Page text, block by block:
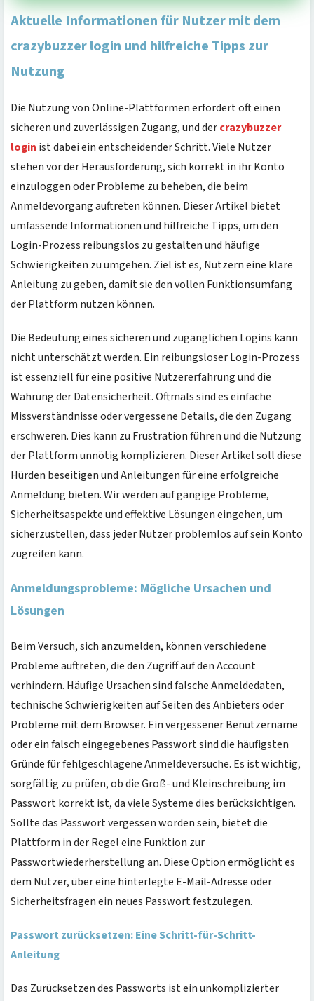
Aktuelle Informationen für Nutzer mit dem
crazybuzzer login und hilfreiche Tipps zur
Nutzung
Die Nutzung von Online-Plattformen erfordert oft einen
sicheren und zuverlässigen Zugang, und dercrazybuzzer
login ist dabei ein entscheidender Schritt. Viele Nutzer
stehen vor der Herausforderung, sich korrekt in ihr Konto
einzuloggen oder Probleme zu beheben, die beim
Anmeldevorgang auftreten können. Dieser Artikel bietet
umfassende Informationen und hilfreiche Tipps, um den
Login-Prozess reibungslos zu gestalten und häufige
Schwierigkeiten zu umgehen. Ziel ist es, Nutzern eine klare
Anleitung zu geben, damit sie den vollen Funktionsumfang
der Plattform nutzen können.
Die Bedeutung eines sicheren und zugänglichen Logins kann
nicht unterschätzt werden. Ein reibungsloser Login-Prozess
ist essenziell für eine positive Nutzererfahrung und die
Wahrung der Datensicherheit. Oftmals sind es einfache
Missverständnisse oder vergessene Details, die den Zugang
erschweren. Dies kann zu Frustration führen und die Nutzung
der Plattform unnötig komplizieren. Dieser Artikel soll diese
Hürden beseitigen und Anleitungen für eine erfolgreiche
Anmeldung bieten. Wir werden auf gängige Probleme,
Sicherheitsaspekte und effektive Lösungen eingehen, um
sicherzustellen, dass jeder Nutzer problemlos auf sein Konto
zugreifen kann.
Anmeldungsprobleme: Mögliche Ursachen und
Lösungen
Beim Versuch, sich anzumelden, können verschiedene
Probleme auftreten, die den Zugriff auf den Account
verhindern. Häufige Ursachen sind falsche Anmeldedaten,
technische Schwierigkeiten auf Seiten des Anbieters oder
Probleme mit dem Browser. Ein vergessener Benutzername
oder ein falsch eingegebenes Passwort sind die häufigsten
Gründe für fehlgeschlagene Anmeldeversuche. Es ist wichtig,
sorgfältig zu prüfen, ob die Groß- und Kleinschreibung im
Passwort korrekt ist, da viele Systeme dies berücksichtigen.
Sollte das Passwort vergessen worden sein, bietet die
Plattform in der Regel eine Funktion zur
Passwortwiederherstellung an. Diese Option ermöglicht es
dem Nutzer, über eine hinterlegte E-Mail-Adresse oder
Sicherheitsfragen ein neues Passwort festzulegen.
Passwort zurücksetzen: Eine Schritt-für-Schritt-
Anleitung
Das Zurücksetzen des Passworts ist ein unkomplizierter